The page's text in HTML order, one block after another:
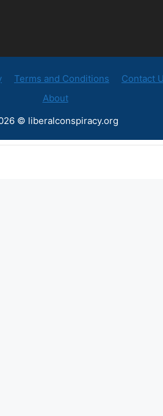
Terms and Conditions
Contact
About
© liberalconspiracy.org